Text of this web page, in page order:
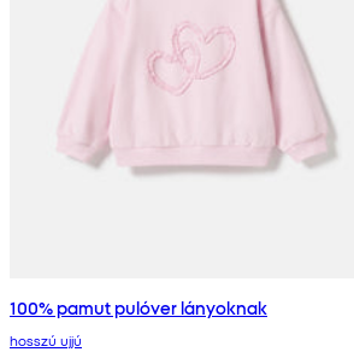
100% pamut pulóver lányoknak
hosszú ujjú